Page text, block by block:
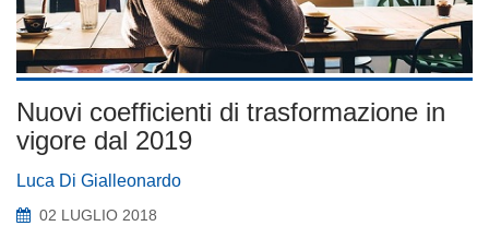
Nuovi coefficienti di trasformazione in
vigore dal 2019
Luca Di Gialleonardo
02 LUGLIO 2018